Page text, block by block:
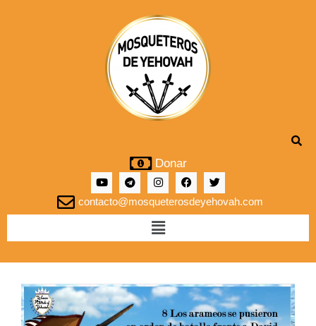
Donar
contacto@mosqueterosdeyehovah.com